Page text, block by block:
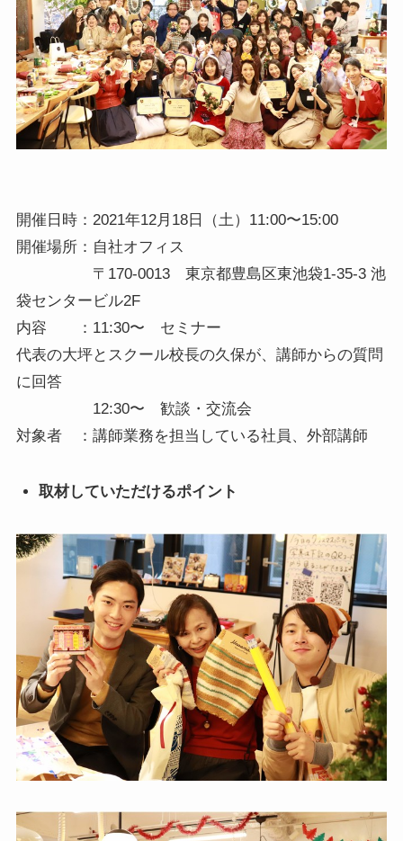
開催日時：2021年12月18日（土）11:00〜15:00
開催場所：自社オフィス
〒170-0013 東京都豊島区東池袋1-35-3 池
袋センタービル2F
内容 ：11:30〜 セミナー
代表の大坪とスクール校長の久保が、講師からの質問
に回答
12:30〜 歓談・交流会
対象者 ：講師業務を担当している社員、外部講師
取材していただけるポイント